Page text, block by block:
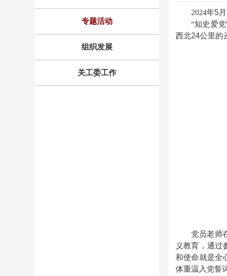
专题活动
组织发展
关工委工作
2024年5月
“知史爱
西北24公里的
党员老师
义教育，通过
和使命就是全
体重温入党誓